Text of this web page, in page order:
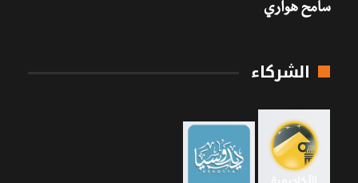
سامح هواري
الشركاء